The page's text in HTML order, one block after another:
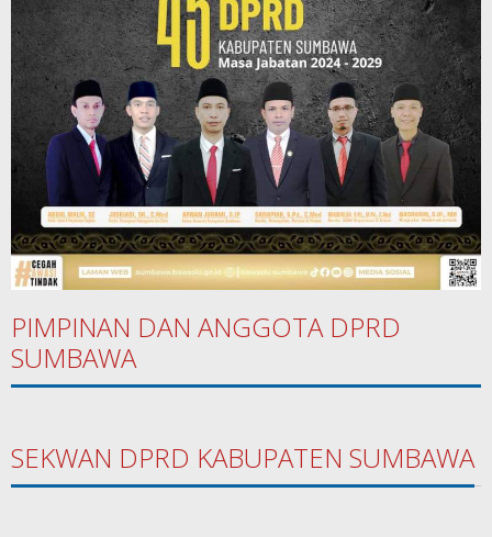
PIMPINAN DAN ANGGOTA DPRD
SUMBAWA
SEKWAN DPRD KABUPATEN SUMBAWA